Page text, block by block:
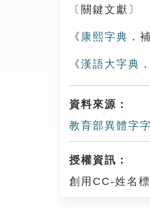
〔關鍵文獻〕
《 康熙字典 ．
《漢語大字典
資料來源：
教育部異體字字
授權資訊：
創用CC-姓名